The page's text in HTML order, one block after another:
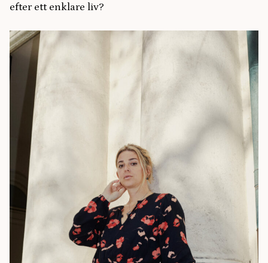
efter ett enklare liv?